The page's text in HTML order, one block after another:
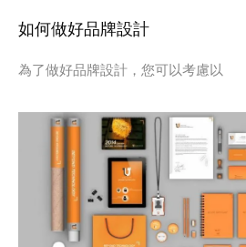
如何做好品牌設計
為了做好品牌設計，您可以考慮以